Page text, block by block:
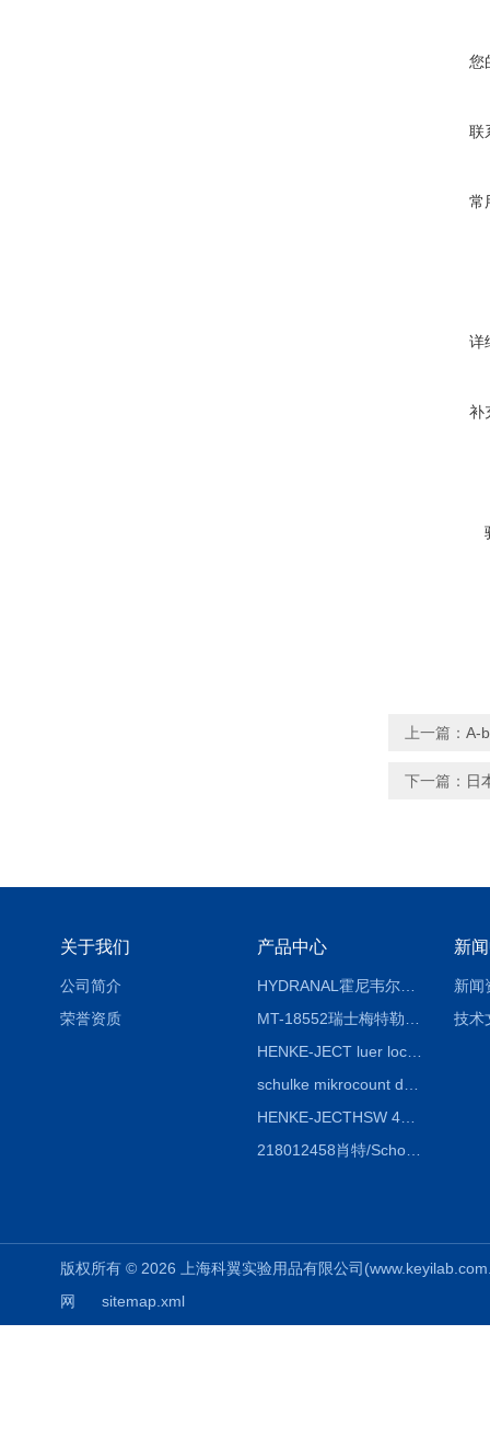
您
联
常
详
补
上一篇： A-
下一篇： 日
关于我们
公司简介
荣誉资质
产品中心
HYDRANAL霍尼韦尔Fluka 34696-25G固体水标 二水合物
HENKE-JECT luer lock鲁尔锁注射器 4200-X00V0 20mL（24ml）
HENKE-JECTHSW 4020.X00V0 2ml（3mL）鲁尔锁注射器
218012458肖特/Schott duran蓝盖试剂瓶100ml，透明
新
新闻
技术
版权所有 © 2026 上海科翼实验用品有限公司
网
sitemap.xml